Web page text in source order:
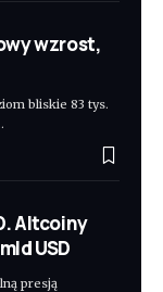
wzrost,
bliskie 83 tys.
Altcoiny
USD
presją